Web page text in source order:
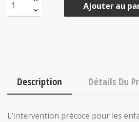
Ajouter au
Description Détails Du
L'intervention précoce pour les